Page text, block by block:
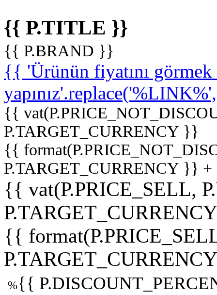
{{ P.TITLE }}
{{ P.BRAND }}
{{ 'Ürünün fiyatını
{{
P.TARGET_CURRENCY }}
{{
P.TARGET_CURRENCY }}
{{ vat(P.PRICE_SELL,
{{
%{{